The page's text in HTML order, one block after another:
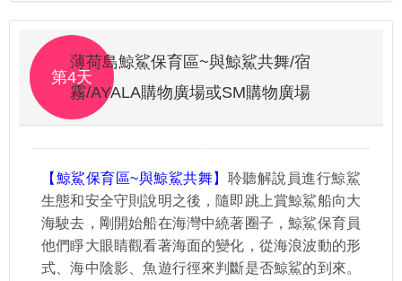
第4天
薄荷島鯨鯊保育區~與鯨鯊共舞/宿
霧/AYALA購物廣場或SM購物廣場
【鯨鯊保育區~與鯨鯊共舞】 聆聽解說員進行鯨鯊
生態和安全守則說明之後，隨即跳上賞鯨鯊船向大
海駛去，剛開始船在海灣中繞著圈子，鯨鯊保育員
他們睜大眼睛觀看著海面的變化，從海浪波動的形
式、海中陰影、魚遊行徑來判斷是否鯨鯊的到來。